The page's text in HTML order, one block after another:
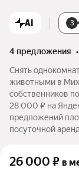
AI 3
4 предложения •
Снять
животными в
собственников
28 000 ₽ на
предложений
посуточной
26 000 ₽ в